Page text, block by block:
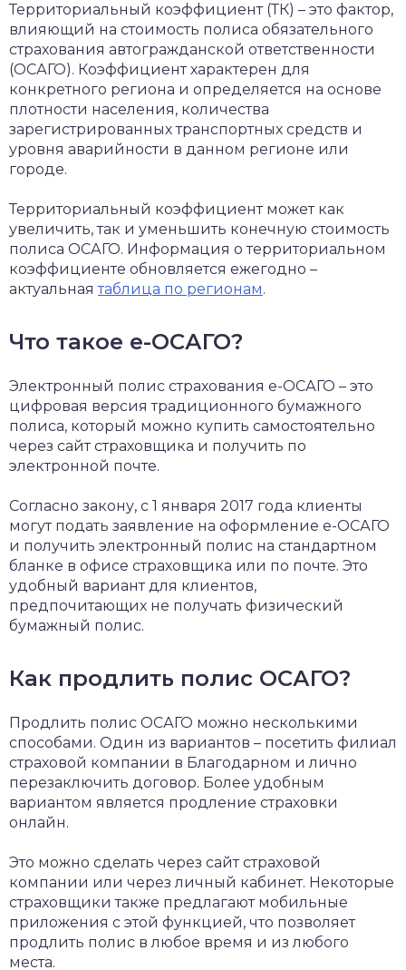
Территориальный коэффициент (ТК) – это фактор,
влияющий на стоимость полиса обязательного
страхования автогражданской ответственности
(ОСАГО). Коэффициент характерен для
конкретного региона и определяется на основе
плотности населения, количества
зарегистрированных транспортных средств и
уровня аварийности в данном регионе или
городе.
Территориальный коэффициент может как
увеличить, так и уменьшить конечную стоимость
полиса ОСАГО. Информация о территориальном
коэффициенте обновляется ежегодно –
актуальнаятаблица по регионам.
Что такое е-ОСАГО?
Электронный полис страхования е-ОСАГО – это
цифровая версия традиционного бумажного
полиса, который можно купить самостоятельно
через сайт страховщика и получить по
электронной почте.
Согласно закону, с 1 января 2017 года клиенты
могут подать заявление на оформление е-ОСАГО
и получить электронный полис на стандартном
бланке в офисе страховщика или по почте. Это
удобный вариант для клиентов,
предпочитающих не получать физический
бумажный полис.
Как продлить полис ОСАГО?
Продлить полис ОСАГО можно несколькими
способами. Один из вариантов – посетить филиал
страховой компании в Благодарном и лично
перезаключить договор. Более удобным
вариантом является продление страховки
онлайн.
Это можно сделать через сайт страховой
компании или через личный кабинет. Некоторые
страховщики также предлагают мобильные
приложения с этой функцией, что позволяет
продлить полис в любое время и из любого
места.